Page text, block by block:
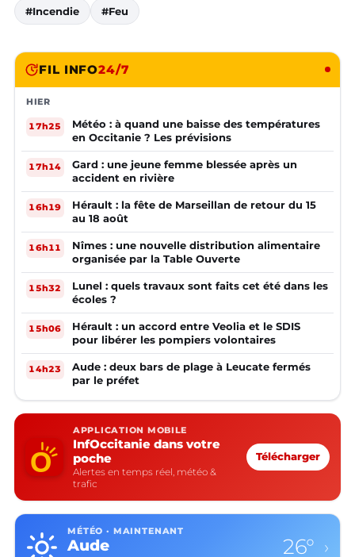
#Incendie #Feu
FIL INFO24/7
HIER
17h25
Météo : à quand une baisse des températures
en Occitanie ? Les prévisions
17h14
Gard : une jeune femme blessée après un
accident en rivière
16h19
Hérault : la fête de Marseillan de retour du 15
au 18 août
16h11
Nîmes : une nouvelle distribution alimentaire
organisée par la Table Ouverte
15h32
Lunel : quels travaux sont faits cet été dans les
écoles ?
15h06
Hérault : un accord entre Veolia et le SDIS
pour libérer les pompiers volontaires
14h23
Aude : deux bars de plage à Leucate fermés
par le préfet
APPLICATION MOBILE
InfOccitanie dans votre
poche
Alertes en temps réel, météo &
trafic
Télécharger
MÉTÉO · MAINTENANT
Aude 26° ›